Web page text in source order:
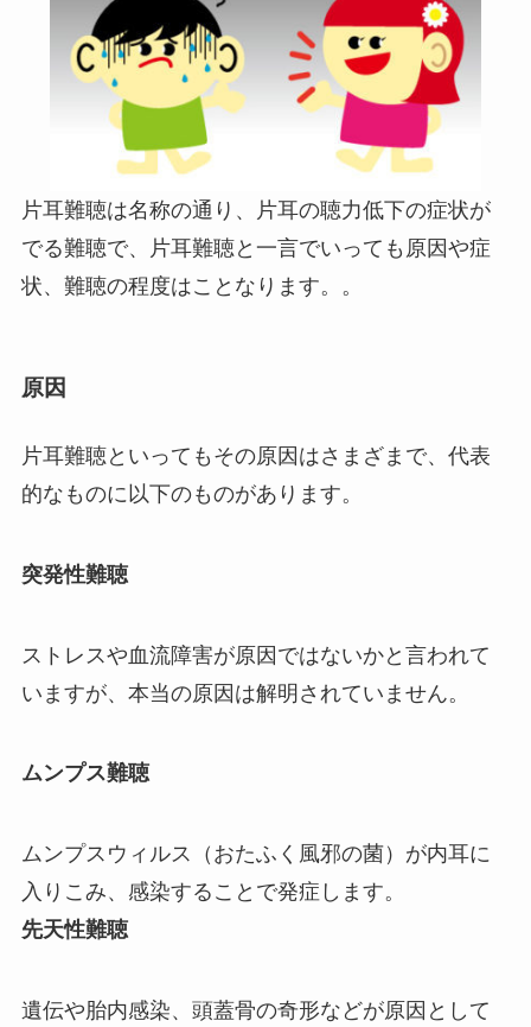
片耳難聴は名称の通り、片耳の聴力低下の症状が
でる難聴で、片耳難聴と一言でいっても原因や症
状、難聴の程度はことなります。。
原因
片耳難聴といってもその原因はさまざまで、代表
的なものに以下のものがあります。
突発性難聴
ストレスや血流障害が原因ではないかと言われて
いますが、本当の原因は解明されていません。
ムンプス難聴
ムンプスウィルス（おたふく風邪の菌）が内耳に
入りこみ、感染することで発症します。
先天性難聴
遺伝や胎内感染、頭蓋骨の奇形などが原因として